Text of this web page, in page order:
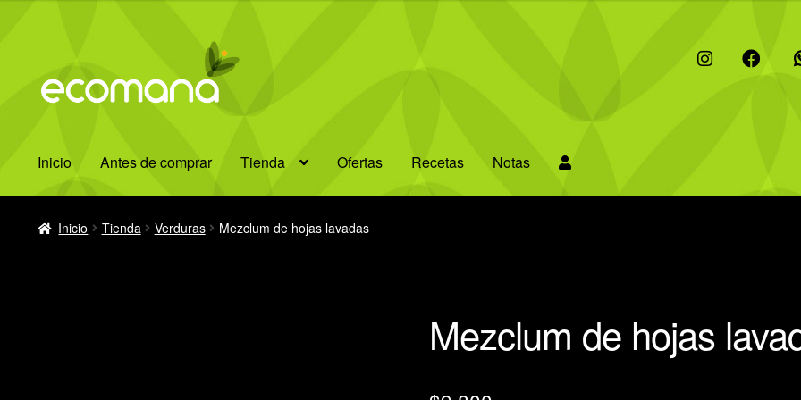
la
contenido
F
Inicio Antes de comprar Tienda Ofertas Recetas Notas
Inicio Tienda Verduras Mezclum de hojas lavadas
Mezclum de hojas